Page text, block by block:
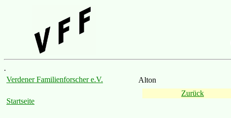
.
Verdener Familienforscher e.V.
Startseite
Alton
Zurück